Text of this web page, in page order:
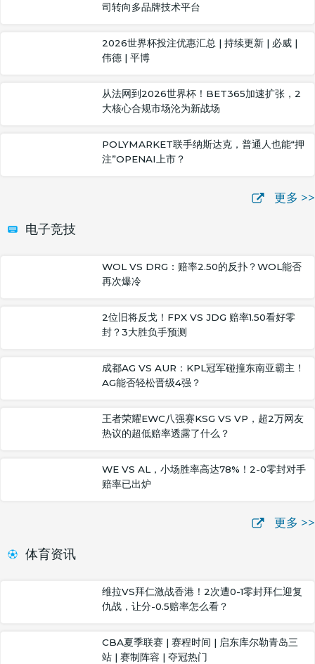
司转向多品牌技术平台
2026世界杯投注优惠汇总 | 持续更新 | 必威 |
伟德 | 平博
从法网到2026世界杯！BET365加速扩张，2
大核心合规市场沦为新战场
POLYMARKET联手纳斯达克，普通人也能“押
注”OPENAI上市？
更多 >>
电子竞技
WOL VS DRG：赔率2.50的反扑？WOL能否
再次爆冷
2位旧将反戈！FPX VS JDG 赔率1.50看好零
封？3大胜负手预测
成都AG VS AUR：KPL冠军碰撞东南亚霸主！
AG能否轻松晋级4强？
王者荣耀EWC八强赛KSG VS VP，超2万网友
热议的超低赔率透露了什么？
WE VS AL，小场胜率高达78%！2-0零封对手
赔率已出炉
更多 >>
体育资讯
维拉VS拜仁激战香港！2次遭0-1零封拜仁迎复
仇战，让分-0.5赔率怎么看？
CBA夏季联赛 | 赛程时间 | 启东库尔勒青岛三
站 | 赛制阵容 | 夺冠热门